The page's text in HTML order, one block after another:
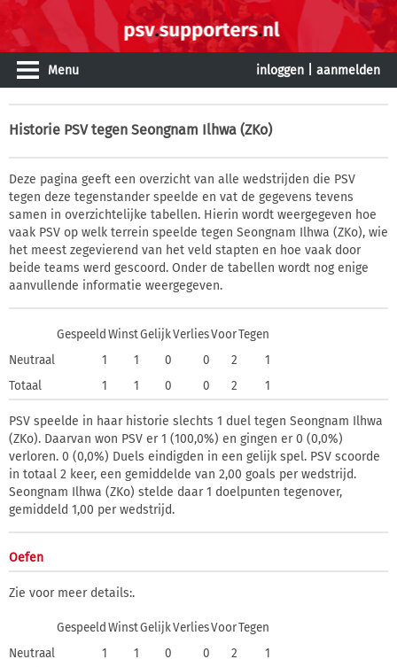
Menu inloggen aanmelden
Historie PSV tegen Seongnam Ilhwa (ZKo)
Deze pagina geeft een overzicht van alle wedstrijden die PSV
tegen deze tegenstander speelde en vat de gegevens tevens
samen in overzichtelijke tabellen. Hierin wordt weergegeven hoe
vaak PSV op welk terrein speelde tegen Seongnam Ilhwa (ZKo), wie
het meest zegevierend van het veld stapten en hoe vaak door
beide teams werd gescoord. Onder de tabellen wordt nog enige
aanvullende informatie weergegeven.
Gespeeld WinstGelijkVerliesVoorTegen
Neutraal
1 1 0 0 2
1
Totaal
1 1 0 0 2 1
PSV speelde in haar historie slechts 1 duel tegen Seongnam Ilhwa
(ZKo). Daarvan won PSV er 1 (100,0%) en gingen er 0 (0,0%)
verloren. 0 (0,0%) Duels eindigden in een gelijk spel. PSV scoorde
in totaal 2 keer, een gemiddelde van 2,00 goals per wedstrijd.
Seongnam Ilhwa (ZKo) stelde daar 1 doelpunten tegenover,
gemiddeld 1,00 per wedstrijd.
Oefen
Zie voor meer details:.
Gespeeld WinstGelijkVerliesVoorTegen
Neutraal
1 1 0 0 2
1